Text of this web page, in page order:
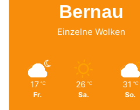
Bernau
Einzelne Wolken
17 ℃
Fr.
26 ℃
Sa.
31 ℃
So.